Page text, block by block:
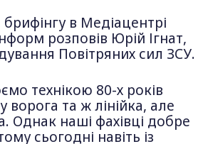
в Медіацентрі
розповів Юрій Ігнат,
Повітряних сил ЗСУ.
технікою 80-х років
ворога та ж лінійка, але
Однак наші фахівці добре
сьогодні навіть із